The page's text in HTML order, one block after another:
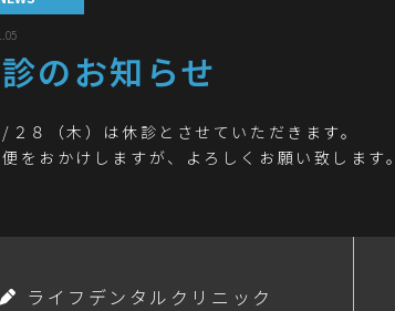
のお知らせ
/２８（木）は休診とさせていただきます。
をおかけしますが、よろしくお願い致します。
ライフデンタルクリニック